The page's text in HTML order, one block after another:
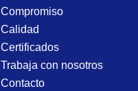
Compromiso
Calidad
Certificados
Trabaja con nosotros
Contacto